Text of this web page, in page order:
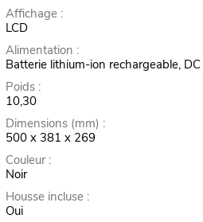
Affichage :
LCD
Alimentation :
Batterie lithium-ion rechargeable,
Poids :
10,30
Dimensions (mm) :
500 x 381 x 269
Couleur :
Noir
Housse incluse :
Oui